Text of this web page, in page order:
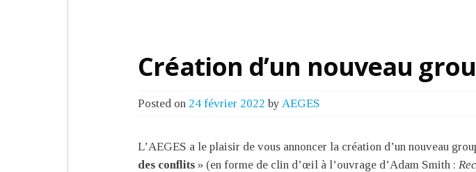
Création d’un nouveau
Posted on 24 février 2022 byAEGES
L’AEGES a le plaisir de vous annoncer la création d’un nouveau
des conflits » (en forme de clin d’œil à l’ouvrage d’Adam Smith :